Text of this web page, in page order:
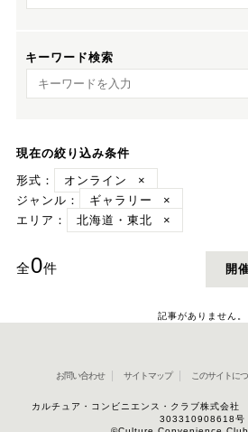
キーワード検索
キーワード検索
現在の絞り込み条件
形式：
オンライン
×
ジャンル：
ギャラリー
×
エリア：
北海道・東北 ×
全0件 開
記事がありません。
お問い合わせ サイトマップ このサイトに
カルチュア・コンビニエンス・クラブ株式会
303310908618号